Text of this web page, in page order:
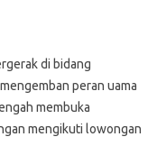
di bidang
peran uama
membuka
mengikuti lowongan